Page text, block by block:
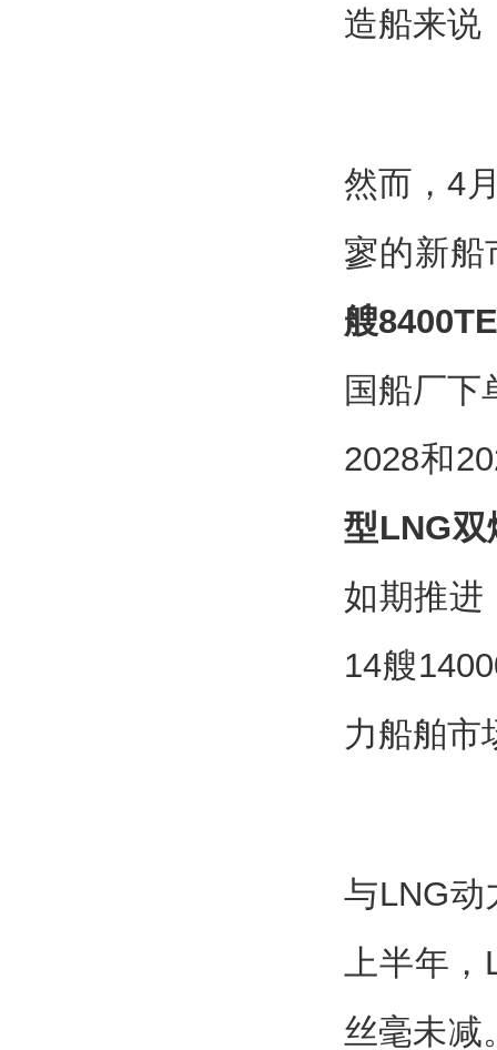
造船来说
然而，4
寥的新船
艘
国船厂下
2028和
型LNG
如期推进
14艘
力船舶市
与LNG动
上半年，
丝毫未减